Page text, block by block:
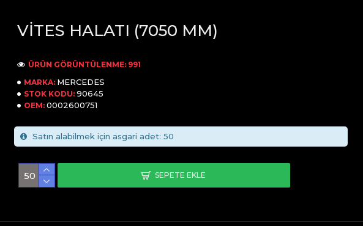
VİTES HALATI (7050 MM)
MARKA: MERCEDES
STOK KODU: 90645
OEM: 0002600751
ÜRÜN GÖRÜNTÜLENME: 991
SEPETE EKLE
Satın alabilmek için asgari adet: 50